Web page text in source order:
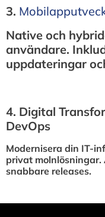
3.⁠
Native och
användare.
uppdateringar
4.⁠ ⁠Digital
DevOps
Modernisera din IT-
privat
snabbare releases.